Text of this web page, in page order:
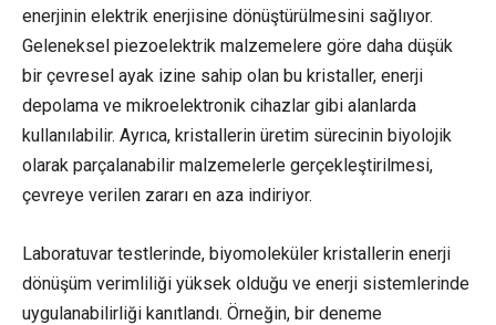
enerjinin elektrik enerjisine dönüştürülmesini sağlıyor.
Geleneksel piezoelektrik malzemelere göre daha düşük
bir çevresel ayak izine sahip olan bu kristaller, enerji
depolama ve mikroelektronik cihazlar gibi alanlarda
kullanılabilir. Ayrıca, kristallerin üretim sürecinin biyolojik
olarak parçalanabilir malzemelerle gerçekleştirilmesi,
çevreye verilen zararı en aza indiriyor.
Laboratuvar testlerinde, biyomoleküler kristallerin enerji
dönüşüm verimliliği yüksek olduğu ve enerji sistemlerinde
uygulanabilirliği kanıtlandı. Örneğin, bir deneme